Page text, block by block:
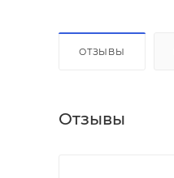
ОТЗЫВЫ
Отзывы